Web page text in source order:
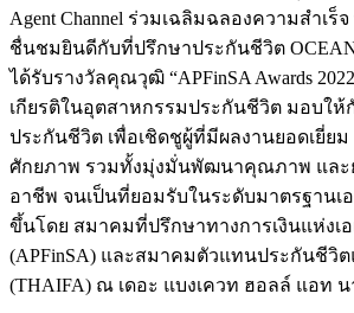
Agent Channel ร่วมเฉลิมฉลองความสำเ
ชื่นชมยินดีกับที่ปรึกษาประกันชีวิต
ได้รับรางวัลคุณวุฒิ “APFinSA Awards
เกียรติในอุตสาหกรรมประกันชีวิต มอบใ
ประกันชีวิต เพื่อเชิดชูผู้ที่มีผลงานยอดเยี่ย
ศักยภาพ รวมทั้งมุ่งมั่นพัฒนาคุณภาพ และ
อาชีพ จนเป็นที่ยอมรับในระดับมาตรฐานเ
ขึ้นโดย สมาคมที่ปรึกษาทางการเงินแห่งเ
(APFinSA) และสมาคมตัวแทนประกันชีวิ
(THAIFA) ณ เดอะ แบงเควท ฮอลล์ แอท น